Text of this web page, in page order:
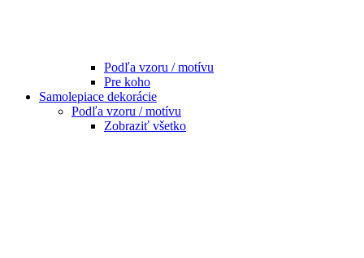
Podľa vzoru / motívu
Pre koho
Samolepiace dekorácie
Podľa vzoru / motívu
Zobraziť všetko